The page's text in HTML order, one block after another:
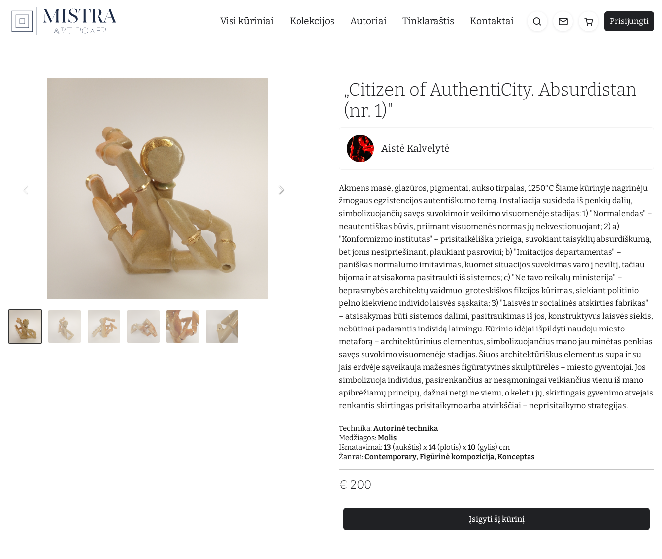
Visi kūriniai Kolekcijos Autoriai Tinklaraštis Kontaktai Prisijungti
„Citizen of AuthentiCity. Absurdistan
(nr. 1)"
Aistė Kalvelytė
Akmens masė, glazūros, pigmentai, aukso tirpalas, 1250°C Šiame kūrinyje nagrinėju
žmogaus egzistencijos autentiškumo temą. Instaliacija susideda iš penkių dalių,
simbolizuojančių savęs suvokimo ir veikimo visuomenėje stadijas: 1) "Normalendas" –
neautentiškas būvis, priimant visuomenės normas jų nekvestionuojant; 2) a)
"Konformizmo institutas" – prisitaikėliška prieiga, suvokiant taisyklių absurdiškumą,
bet joms nesipriešinant, plaukiant pasroviui; b) "Imitacijos departamentas" –
paniškas normalumo imitavimas, kuomet situacijos suvokimas varo į neviltį, tačiau
bijoma ir atsisakoma pasitraukti iš sistemos; c) "Ne tavo reikalų ministerija" –
beprasmybės architektų vaidmuo, groteskiškos fikcijos kūrimas, siekiant politinio
pelno kiekvieno individo laisvės sąskaita; 3) "Laisvės ir socialinės atskirties fabrikas"
– atsisakymas būti sistemos dalimi, pasitraukimas iš jos, konstruktyvus laisvės siekis,
nebūtinai padarantis individą laimingu. Kūrinio idėjai išpildyti naudoju miesto
metaforą – architektūrinius elementus, simbolizuojančius mano jau minėtas penkias
savęs suvokimo visuomenėje stadijas. Šiuos architektūriškus elementus supa ir su
jais erdvėje sąveikauja mažesnės figūratyvinės skulptūrėlės – miesto gyventojai. Jos
simbolizuoja individus, pasirenkančius ar nesąmoningai veikiančius vienu iš mano
apibrėžiamų principų, dažnai netgi ne vienu, o keletu jų, skirtingais gyvenimo atvejais
renkantis skirtingas prisitaikymo arba atvirkščiai – neprisitaikymo strategijas.
Technika:Autorinė technika
Medžiagos:Molis
Išmatavimai:13 (aukštis) x14(plotis) x10 (gylis) cm
Žanrai:Contemporary, Figūrinė kompozicija, Konceptas
€ 200
Įsigyti šį kūrinį